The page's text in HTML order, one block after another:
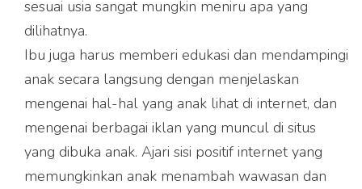
sesuai usia sangat mungkin meniru apa yang
dilihatnya.
Ibu juga harus memberi edukasi dan mendampingi
anak secara langsung dengan menjelaskan
mengenai hal-hal yang anak lihat di internet, dan
mengenai berbagai iklan yang muncul di situs
yang dibuka anak. Ajari sisi positif internet yang
memungkinkan anak menambah wawasan dan